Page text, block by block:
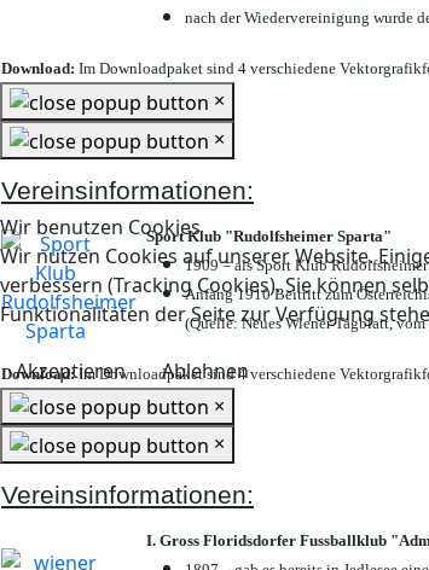
Wir benutzen Cookies
Wir nutzen Cookies auf unserer Website.
verbessern (Tracking Cookies). Sie können
Funktionalitäten der Seite zur Verfügung
Akzeptieren
Ablehnen
nach der Wiedervereinigung wurde
Download: Im Downloadpaket sind 4 verschiedene
×
×
Vereinsinformationen:
Sport Klub "Rudolfsheimer Sparta"
1909 = als Sport Klub
Anfang 1910 Beitritt zum
(Quelle: Neues Wiener Tagblatt,
Download:Im Downloadpaket sind 4 verschiedene
×
×
Vereinsinformationen:
I. Gross Floridsdorfer Fussballklub